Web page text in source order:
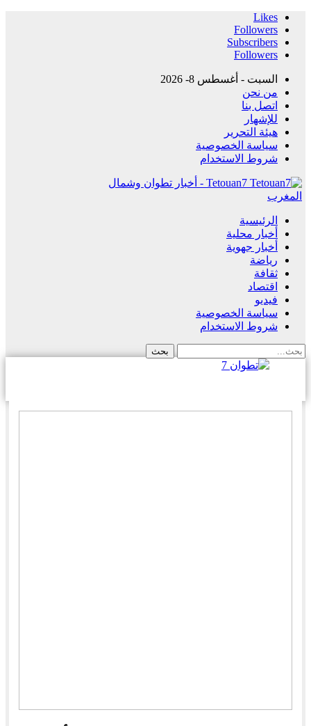
Likes
Followers
Subscribers
Followers
السبت - أغسطس 8- 2026
من نحن
اتصل بنا
للإشهار
هيئة التحرير
سياسة الخصوصية
شروط الاستخدام
Tetouan7 - أخبار تطوان وشمال
المغرب
الرئيسية
أخبار محلية
أخبار جهوية
رياضة
ثقافة
اقتصاد
فيديو
سياسة الخصوصية
شروط الاستخدام